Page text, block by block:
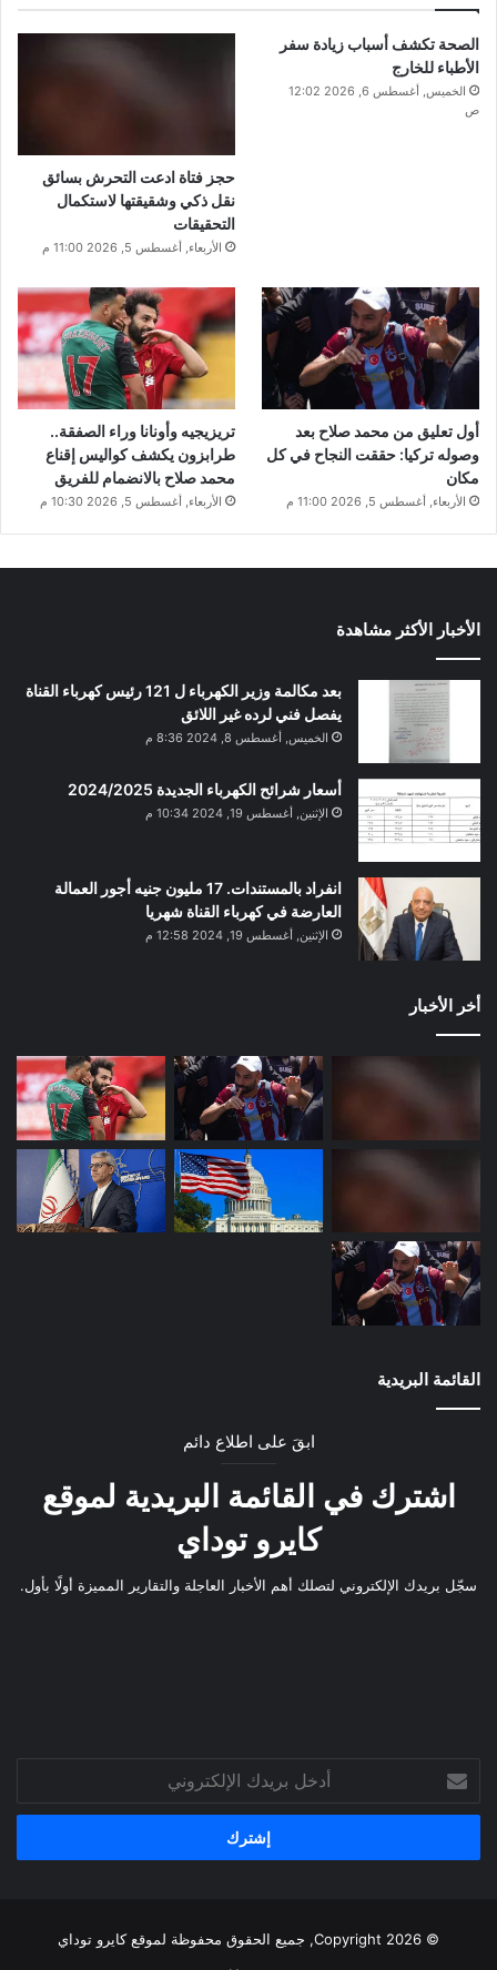
الصحة تكشف أسباب زيادة سفر
الأطباء للخارج
الخميس, أغسطس 6, 2026 12:02
ص
حجز فتاة ادعت التحرش بسائق
نقل ذكي وشقيقتها لاستكمال
التحقيقات
الأربعاء, أغسطس 5, 2026 11:00 م
أول تعليق من محمد صلاح بعد
وصوله تركيا: حققت النجاح في كل
مكان
الأربعاء, أغسطس 5, 2026 11:00 م
تريزيجيه وأونانا وراء الصفقة..
طرابزون يكشف كواليس إقناع
محمد صلاح بالانضمام للفريق
الأربعاء, أغسطس 5, 2026 10:30 م
الأخبار الأكثر مشاهدة
بعد مكالمة وزير الكهرباء ل 121 رئيس كهرباء القناة
يفصل فني لرده غير اللائق
الخميس, أغسطس 8, 2024 8:36 م
أسعار شرائح الكهرباء الجديدة 2024/2025
الإثنين, أغسطس 19, 2024 10:34 م
انفراد بالمستندات. 17 مليون جنيه أجور العمالة
العارضة في كهرباء القناة شهريا
الإثنين, أغسطس 19, 2024 12:58 م
أخر الأخبار
القائمة البريدية
ابقَ على اطلاع دائم
اشترك في القائمة البريدية لموقع
كايرو توداي
سجّل بريدك الإلكتروني لتصلك أهم الأخبار العاجلة والتقارير المميزة أولًا بأول.
بريدك
الإلكتروني
© Copyright 2026, جميع الحقوق محفوظة لموقع
كايرو توداي